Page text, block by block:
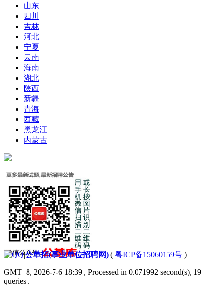
山东
四川
吉林
河北
宁夏
云南
海南
湖北
陕西
新疆
青海
西藏
黑龙江
内蒙古
|公单招(事业单位招聘网) ( 粤ICP备15060159号 )
GMT+8, 2026-7-6 18:39 , Processed in 0.071992 second(s), 19
queries .